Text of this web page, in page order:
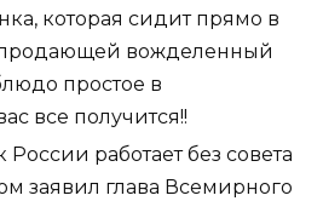
которая сидит прямо в
вожделенный
простое в
все получится!!
работает без совета
заявил глава Всемирного